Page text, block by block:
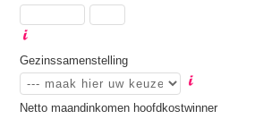
Gezinssamenstelling
Netto maandinkomen hoofdkostwinner